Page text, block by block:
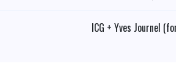
ICG + Yves Journel